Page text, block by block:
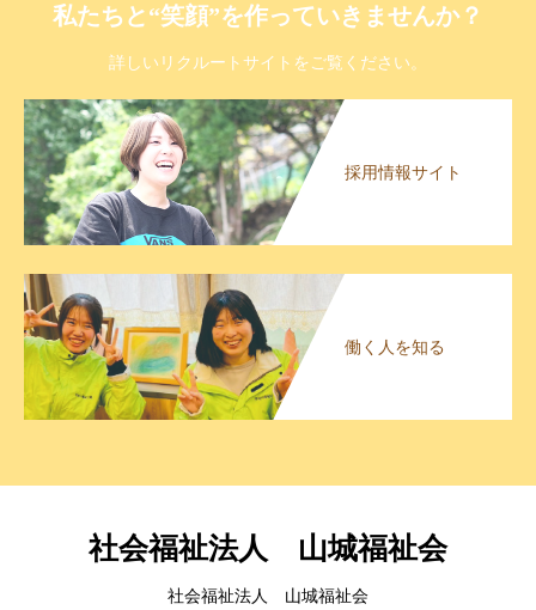
私たちと“笑顔”を作っていきませんか？
詳しいリクルートサイトをご覧ください。
採用情報サイト
働く人を知る
社会福祉法人 山城福祉会
社会福祉法人 山城福祉会